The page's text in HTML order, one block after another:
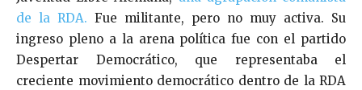
de la RDA. Fue militante, pero no muy activa. Su
ingreso pleno a la arena política fue con el partido
Despertar Democrático, que representaba el
creciente movimiento democrático dentro de la RDA